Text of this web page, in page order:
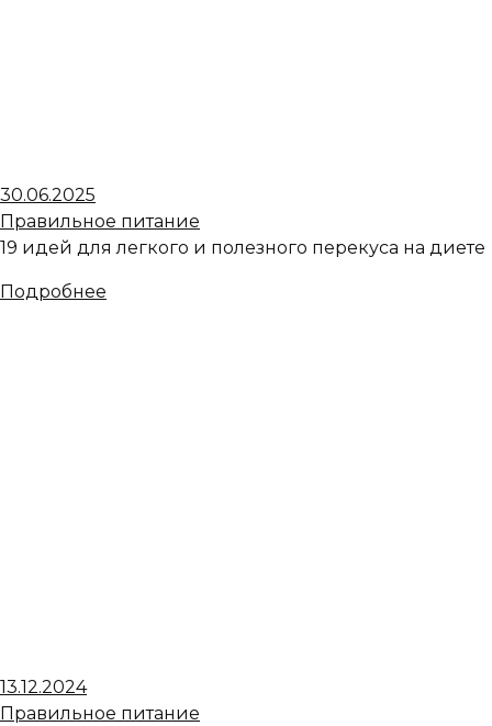
30.06.2025
Правильное питание
19 идей для легкого и полезного перекуса на диете
Подробнее
13.12.2024
Правильное питание